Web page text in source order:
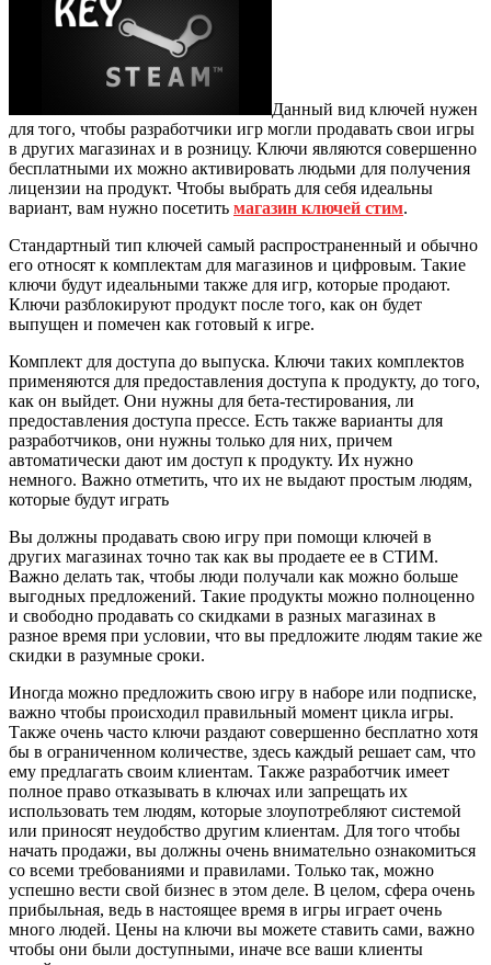
Данный вид ключей нужен
для того, чтобы разработчики игр могли продавать свои игры
в других магазинах и в розницу. Ключи являются совершенно
бесплатными их можно активировать людьми для получения
лицензии на продукт. Чтобы выбрать для себя идеальны
вариант, вам нужно посетить магазин ключей стим.
Стандартный тип ключей самый распространенный и обычно
его относят к комплектам для магазинов и цифровым. Такие
ключи будут идеальными также для игр, которые продают.
Ключи разблокируют продукт после того, как он будет
выпущен и помечен как готовый к игре.
Комплект для доступа до выпуска. Ключи таких комплектов
применяются для предоставления доступа к продукту, до того,
как он выйдет. Они нужны для бета-тестирования, ли
предоставления доступа прессе. Есть также варианты для
разработчиков, они нужны только для них, причем
автоматически дают им доступ к продукту. Их нужно
немного. Важно отметить, что их не выдают простым людям,
которые будут играть
Вы должны продавать свою игру при помощи ключей в
других магазинах точно так как вы продаете ее в СТИМ.
Важно делать так, чтобы люди получали как можно больше
выгодных предложений. Такие продукты можно полноценно
и свободно продавать со скидками в разных магазинах в
разное время при условии, что вы предложите людям такие же
скидки в разумные сроки.
Иногда можно предложить свою игру в наборе или подписке,
важно чтобы происходил правильный момент цикла игры.
Также очень часто ключи раздают совершенно бесплатно хотя
бы в ограниченном количестве, здесь каждый решает сам, что
ему предлагать своим клиентам. Также разработчик имеет
полное право отказывать в ключах или запрещать их
использовать тем людям, которые злоупотребляют системой
или приносят неудобство другим клиентам. Для того чтобы
начать продажи, вы должны очень внимательно ознакомиться
со всеми требованиями и правилами. Только так, можно
успешно вести свой бизнес в этом деле. В целом, сфера очень
прибыльная, ведь в настоящее время в игры играет очень
много людей. Цены на ключи вы можете ставить сами, важно
чтобы они были доступными, иначе все ваши клиенты